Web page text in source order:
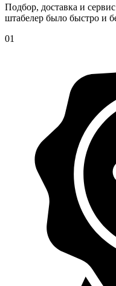
Подбор, доставка и
штабелер было быстро и
01